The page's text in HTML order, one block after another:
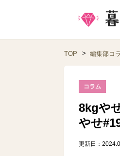
TOP 編集部コ
コラム
8kgや
やせ#19
更新日：